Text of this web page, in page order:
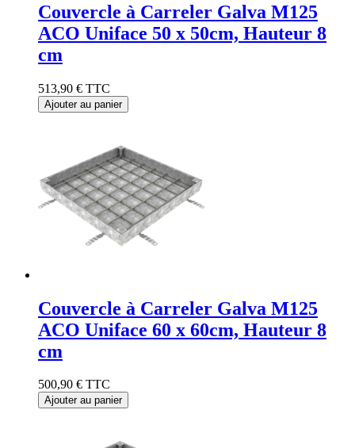
Couvercle à Carreler Galva M125
ACO Uniface 50 x 50cm, Hauteur 8
cm
513,90 € TTC
Ajouter au panier
Couvercle à Carreler Galva M125
ACO Uniface 60 x 60cm, Hauteur 8
cm
500,90 € TTC
Ajouter au panier